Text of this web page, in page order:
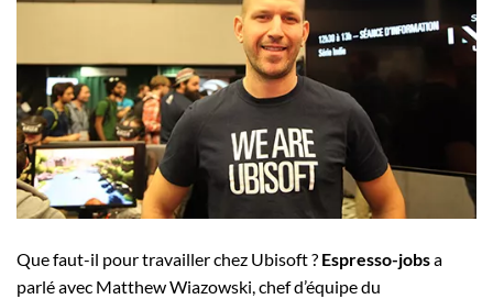
Employeurs
Publiez une offre d'emploi
Que faut-il pour travailler chez Ubisoft ? Espresso-jobsa
parlé avec Matthew Wiazowski, chef d’équipe du